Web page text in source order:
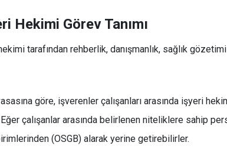
Hekimi Görev Tanımı
tarafından rehberlik, danışmanlık, sağlık
göre, işverenler çalışanları arasında işyeri
çalışanlar arasında belirlenen niteliklere sahip
(OSGB) alarak yerine getirebilirler.